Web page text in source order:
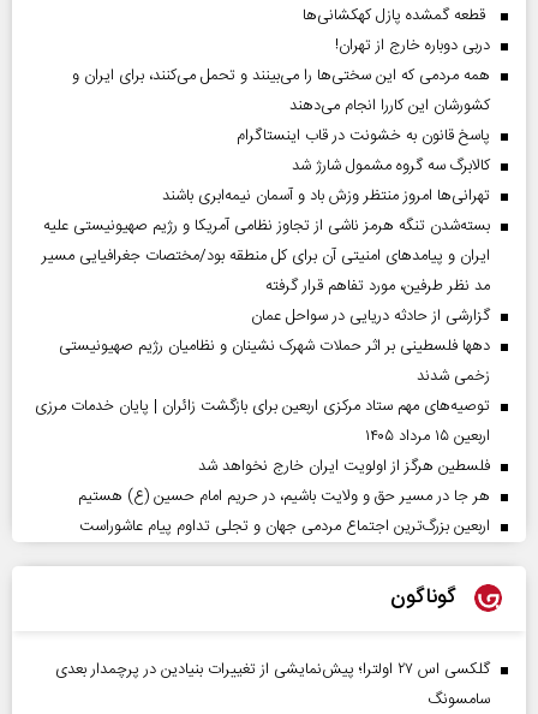
قطعه گمشده پازل کهکشانی‌ها
دربی دوباره خارج از تهران!
همه مردمی که این سختی‌ها را می‌بینند و تحمل می‌کنند، برای ایران و
کشورشان این کاررا انجام می‌دهند
پاسخ قانون به خشونت در قاب اینستاگرام
کالابرگ سه گروه مشمول شارژ شد
تهرانی‌ها امروز منتظر وزش باد و آسمان نیمه‌ابری باشند
بسته‌شدن تنگه هرمز ناشی از تجاوز نظامی آمریکا و رژیم صهیونیستی علیه
ایران و پیامد‌های امنیتی آن برای کل منطقه بود/مختصات جغرافیایی مسیر
مد نظر طرفین، مورد تفاهم قرار گرفته
گزارشی از حادثه دریایی در سواحل عمان
دهها فلسطینی بر اثر حملات شهرک نشینان و نظامیان رژیم صهیونیستی
زخمی شدند
توصیه‌های مهم ستاد مرکزی اربعین برای بازگشت زائران | پایان خدمات مرزی
اربعین ۱۵ مرداد ۱۴۰۵
فلسطین هرگز از اولویت ایران خارج نخواهد شد
هر جا در مسیر حق و ولایت باشیم، در حریم امام حسین (ع) هستیم
اربعین بزرگ‌ترین اجتماع مردمی جهان و تجلی تداوم پیام عاشوراست
گوناگون
گلکسی اس ۲۷ اولترا؛ پیش‌نمایشی از تغییرات بنیادین در پرچمدار بعدی
سامسونگ